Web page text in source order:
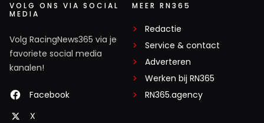
VOLG ONS VIA SOCIAL
MEDIA
Volg RacingNews365 via je
favoriete social media
kanalen!
Facebook
X
MEER RN365
Redactie
Service & contact
Adverteren
Werken bij RN365
RN365.agency